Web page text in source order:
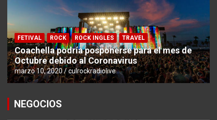
FETIVAL ROCK ROCK INGLES TRAVEL
Coachella podría posponerse para el mes de
Octubre debido al Coronavirus
marzo 10, 2020 culrockradiolive
NEGOCIOS